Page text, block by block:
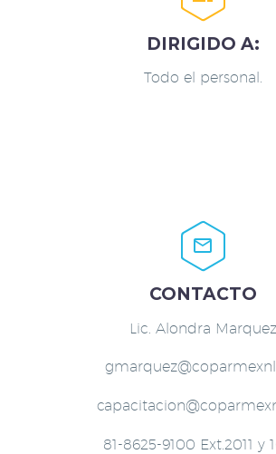
DIRIGIDO A:
Todo el personal.


CONTACTO
Lic. Alondra Marquez
81-8625-9100 Ext.2011 y